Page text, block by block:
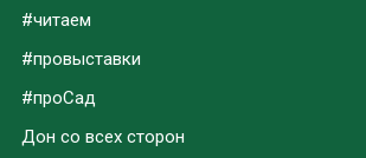
#читаем
#провыставки
#проСад
Дон со всех сторон